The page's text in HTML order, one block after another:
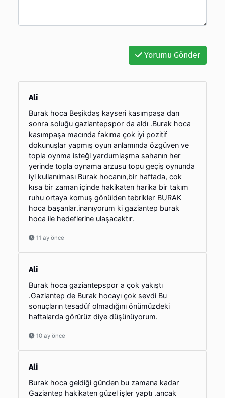
Yorumu Gönder
Ali
Burak hoca Beşikdaş kayseri kasımpaşa dan
sonra soluğu gaziantepspor da aldı .Burak hoca
kasımpaşa macında fakıma çok iyi pozitif
dokunuşlar yapmış oyun anlamında özgüven ve
topla oynma isteği yardumlaşma sahanın her
yerinde topla oynama arzusu topu geçiş oynunda
iyi kullanılması Burak hocanın,bir haftada, cok
kısa bir zaman içinde hakikaten harika bir takım
ruhu ortaya komuş gönülden tebrikler BURAK
hoca başarılar.inanıyorum ki gaziantep burak
hoca ile hedeflerine ulaşacaktır.
11 ay önce
Ali
Burak hoca gaziantepspor a çok yakıştı
.Gaziantep de Burak hocayı çok sevdi Bu
sonuçların tesadüf olmadığını önümüzdeki
haftalarda görürüz diye düşünüyorum.
10 ay önce
Ali
Burak hoca geldiği günden bu zamana kadar
Gaziantep hakikaten güzel işler yaptı .ancak